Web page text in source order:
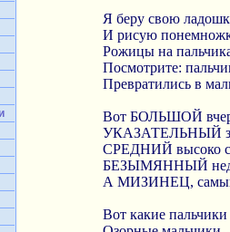
Я беру свою
И рисую
Рожицы на
Посмотрите:
Превратились в
Вот БОЛЬШОЙ
УКАЗАТЕЛЬНЫЙ
СРЕДНИЙ высоко
БЕЗЫМЯННЫЙ
А МИЗИНЕЦ,
Вот какие пальчики